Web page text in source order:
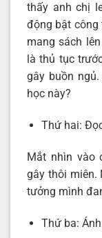
thấy anh chị
động bật công
mang sách
là thủ tục
gây buồn
học này?
Thứ hai:
Mắt nhìn vào
gây thôi miên.
tưởng mình
Thứ ba: